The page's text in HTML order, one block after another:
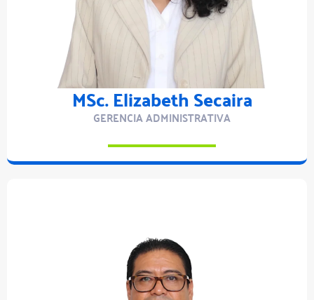
MSc. Elizabeth Secaira
GERENCIA ADMINISTRATIVA